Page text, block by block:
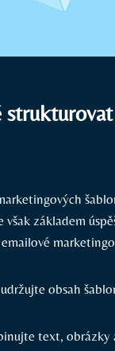
základem
obsah
text,